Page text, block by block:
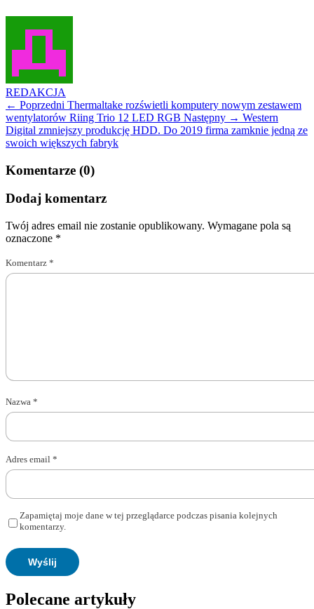
REDAKCJA
← Poprzedni Thermaltake rozświetli komputery nowym zestawem
wentylatorów Riing Trio 12 LED RGB Następny → Western
Digital zmniejszy produkcję HDD. Do 2019 firma zamknie jedną ze
swoich większych fabryk
Komentarze (0)
Dodaj komentarz
Twój adres email nie zostanie opublikowany. Wymagane pola są
oznaczone *
Komentarz *
Nazwa *
Adres email *
Zapamiętaj moje dane w tej przeglądarce podczas pisania kolejnych
komentarzy.
Polecane artykuły